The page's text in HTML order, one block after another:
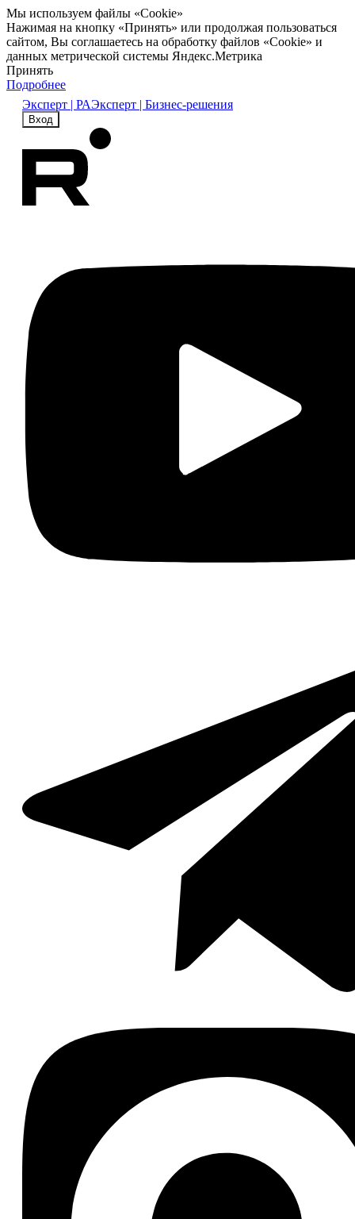
Мы используем файлы «Cookie»
Нажимая на кнопку «Принять» или продолжая пользоваться
сайтом, Вы соглашаетесь на обработку файлов «Cookie» и
данных метрической системы Яндекс.Метрика
Принять
Подробнее
Эксперт | РАЭксперт | Бизнес-решения
Вход